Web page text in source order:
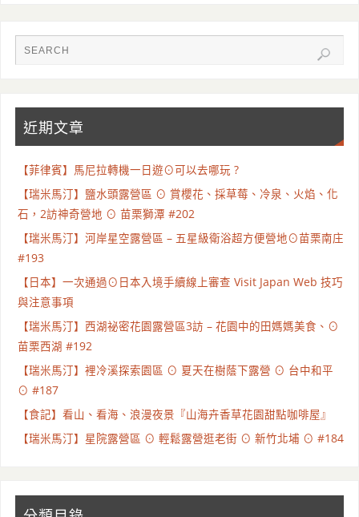
近期文章
【菲律賓】馬尼拉轉機一日遊⊙可以去哪玩 ?
【瑞米馬汀】鹽水頭露營區 ⊙ 賞櫻花、採草莓、冷泉、火焰、化
石，2訪神奇營地 ⊙ 苗栗獅潭 #202
【瑞米馬汀】河岸星空露營區 – 五星級衛浴超方便營地⊙苗栗南庄
#193
【日本】一次通過⊙日本入境手續線上審查 Visit Japan Web 技巧
與注意事項
【瑞米馬汀】西湖祕密花園露營區3訪 – 花園中的田媽媽美食、⊙
苗栗西湖 #192
【瑞米馬汀】裡冷溪探索園區 ⊙ 夏天在樹蔭下露營 ⊙ 台中和平
⊙ #187
【食記】看山、看海、浪漫夜景『山海卉香草花園甜點咖啡屋』
【瑞米馬汀】星院露營區 ⊙ 輕鬆露營逛老街 ⊙ 新竹北埔 ⊙ #184